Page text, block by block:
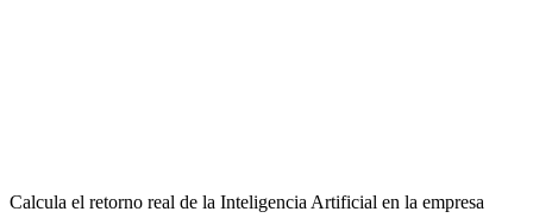
Calcula el retorno real de la Inteligencia Artificial en la empresa